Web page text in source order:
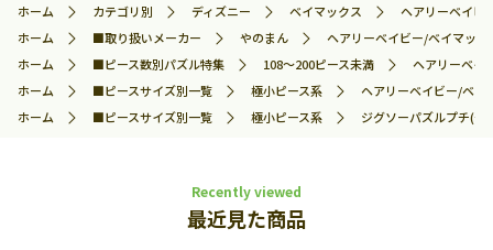
ホーム カテゴリ別 ディズニー ベイマックス
ヘアリーベイ
ホーム
■取り扱いメーカー やのまん
ヘアリーベイビー/ベイマッ
ホーム
■ピース数別パズル特集 108～200ピース未満
ヘアリーベ
ホーム
■ピースサイズ別一覧 極小ピース系
ヘアリーベイビー/ベ
ホーム
■ピースサイズ別一覧 極小ピース系 ジグソーパズルプチ(や
Recently viewed
最近見た商品